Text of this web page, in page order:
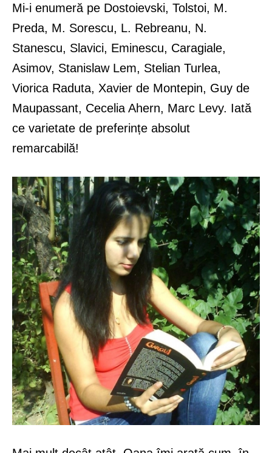
Mi-i enumeră pe Dostoievski, Tolstoi, M.
Preda, M. Sorescu, L. Rebreanu, N.
Stanescu, Slavici, Eminescu, Caragiale,
Asimov, Stanislaw Lem, Stelian Turlea,
Viorica Raduta, Xavier de Montepin, Guy de
Maupassant, Cecelia Ahern, Marc Levy. Iată
ce varietate de preferințe absolut
remarcabilă!